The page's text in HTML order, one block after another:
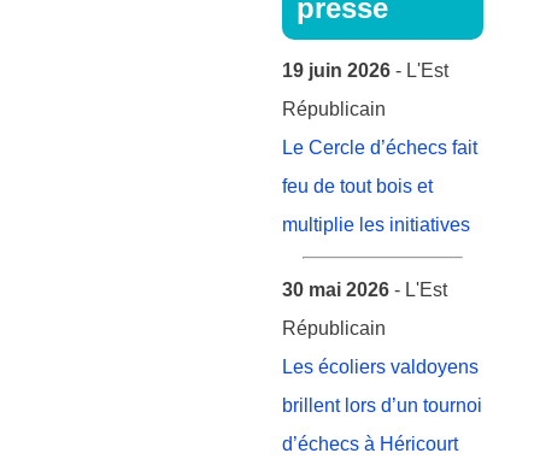
presse
19 juin 2026 - L'Est
Républicain
Le Cercle d’échecs fait
feu de tout bois et
multiplie les initiatives
30 mai 2026 - L'Est
Républicain
Les écoliers valdoyens
brillent lors d’un tournoi
d’échecs à Héricourt